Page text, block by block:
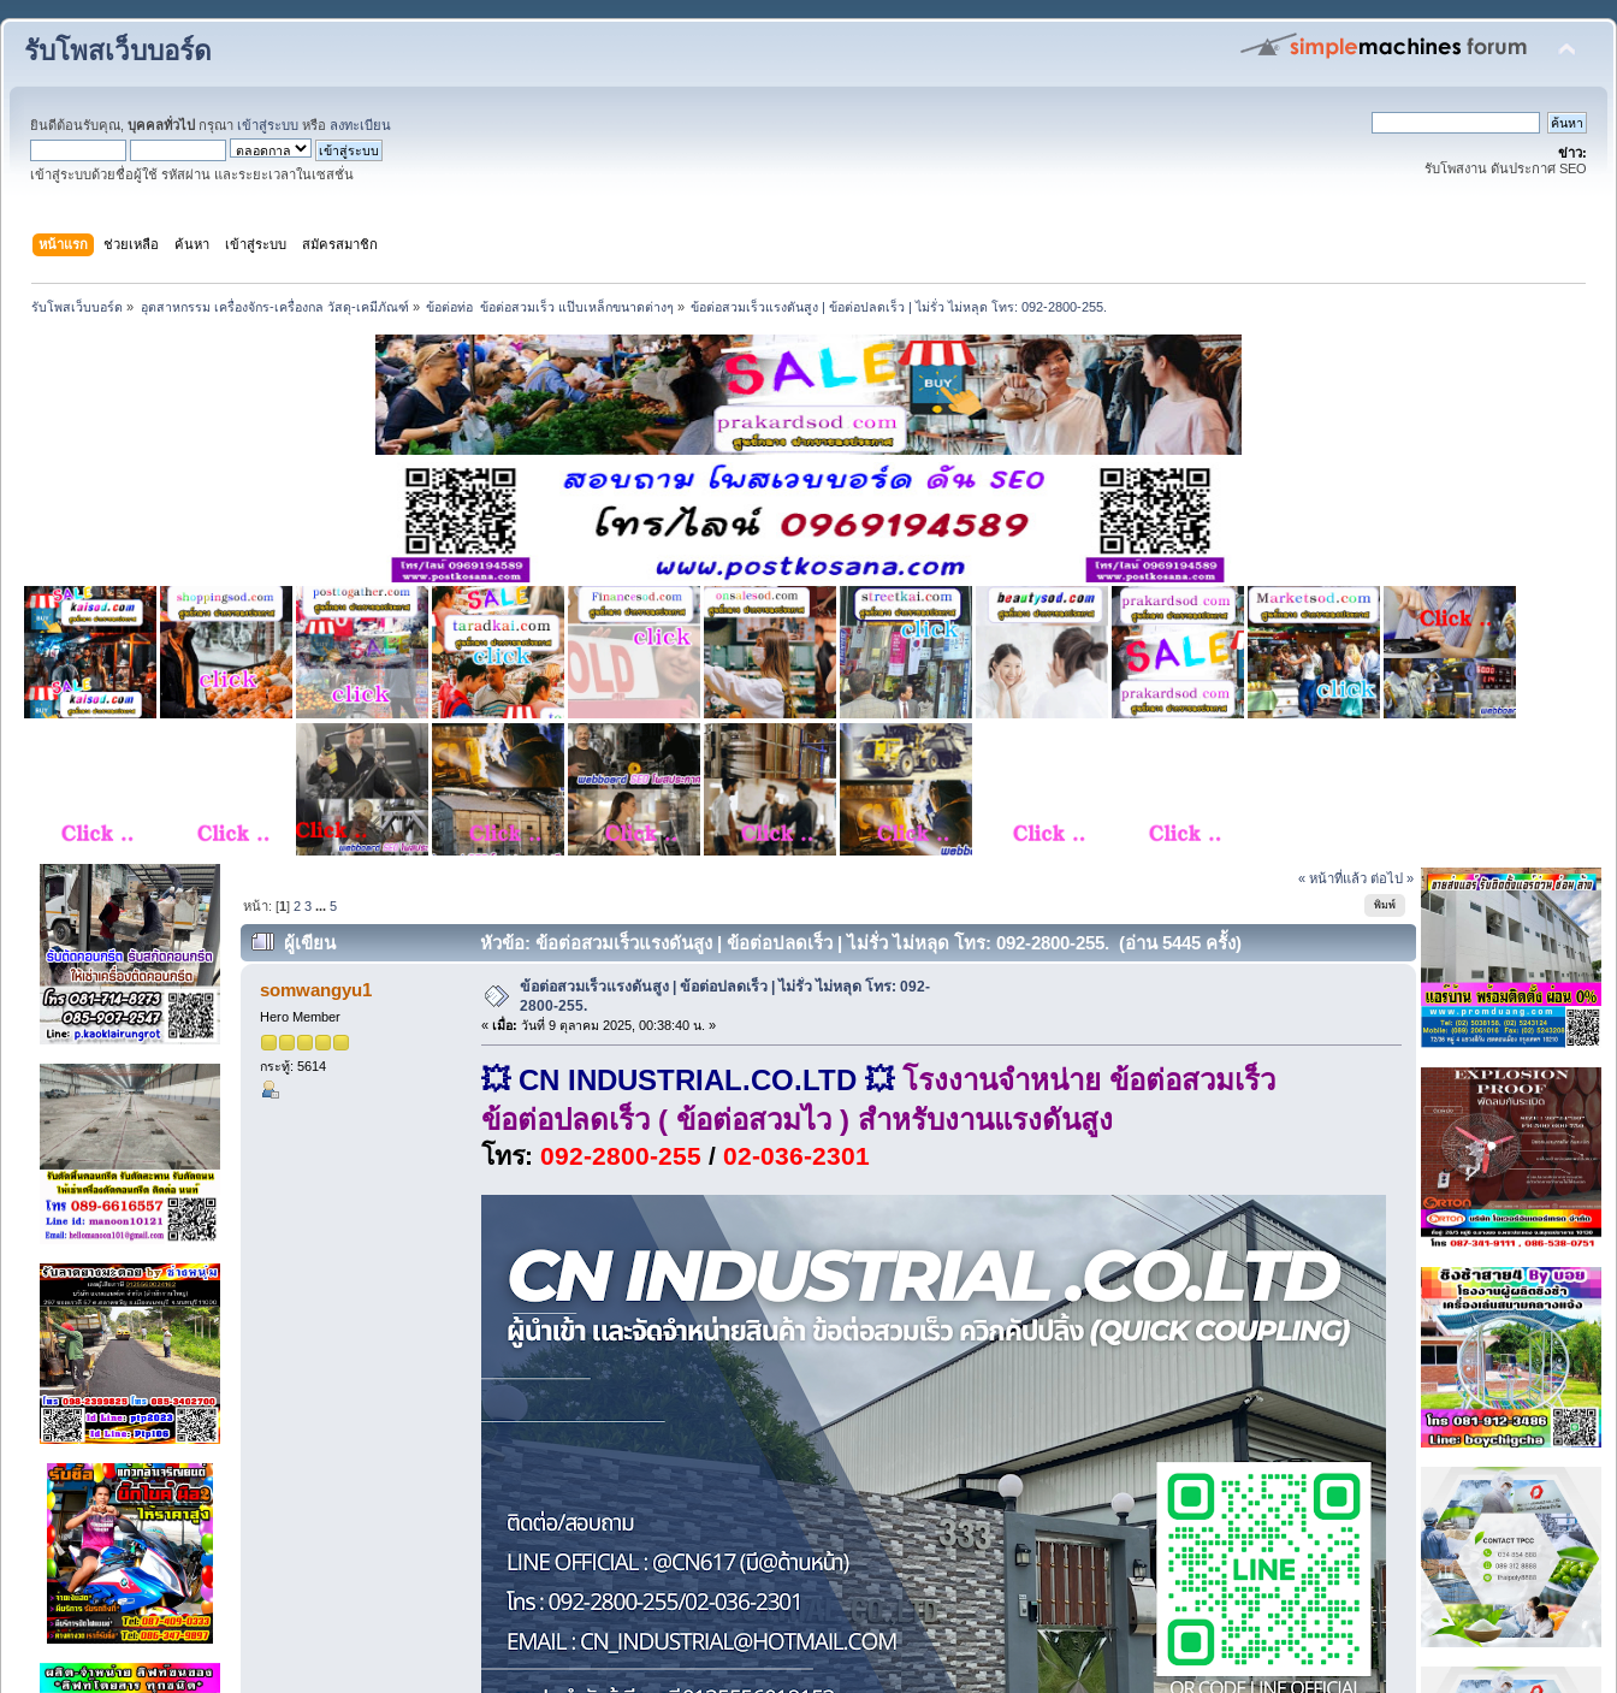
รับโพสเว็บบอร์ด
ยินดีต้อนรับคุณ, บุคคลทั่วไป กรุณา เข้าสู่ระบบ หรือ ลงทะเบียน
เข้าสู่ระบบด้วยชื่อผู้ใช้ รหัสผ่าน และระยะเวลาในเซสชั่น
ข่าว:
รับโพสงาน ดันประกาศ SEO
หน้าแรก ช่วยเหลือ ค้นหา เข้าสู่ระบบ สมัครสมาชิก
รับโพสเว็บบอร์ด » อุตสาหกรรม เครื่องจักร-เครื่องกล วัสดุ-เคมีภัณฑ์ » ข้อต่อท่อ  ข้อต่อสวมเร็ว แป๊บเหล็กขนาดต่างๆ » ข้อต่อสวมเร็วแรงดันสูง | ข้อต่อปลดเร็ว | ไม่รั่ว ไม่หลุด โทร: 092-2800-255.
« หน้าที่แล้ว ต่อไป »
พิมพ์
หน้า: [1]2 3 ...5
ผู้เขียน หัวข้อ: ข้อต่อสวมเร็วแรงดันสูง | ข้อต่อปลดเร็ว | ไม่รั่ว ไม่หลุด โทร: 092-2800-255. (อ่าน 5445 ครั้ง)
somwangyu1
Hero Member
กระทู้: 5614
ข้อต่อสวมเร็วแรงดันสูง | ข้อต่อปลดเร็ว | ไม่รั่ว ไม่หลุด โทร: 092-
2800-255.
« เมื่อ: วันที่ 9 ตุลาคม 2025, 00:38:40 น. »
💥 CN INDUSTRIAL.CO.LTD 💥 โรงงานจำหน่าย ข้อต่อสวมเร็ว
ข้อต่อปลดเร็ว ( ข้อต่อสวมไว ) สำหรับงานแรงดันสูง
โทร: 092-2800-255 / 02-036-2301